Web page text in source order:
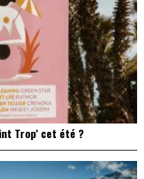
Trop’ cet été ?